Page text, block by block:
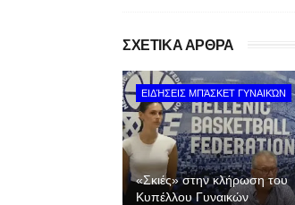
ΣΧΕΤΙΚΑ ΑΡΘΡΑ
ΕΙΔΉΣΕΙΣ ΜΠΆΣΚΕΤ ΓΥΝΑΙΚΏΝ
«Σκιές» στην κλήρωση του
Κυπέλλου Γυναικών